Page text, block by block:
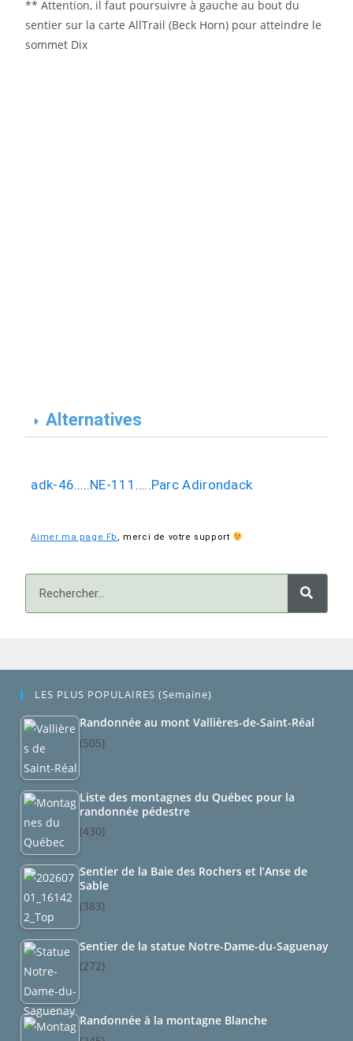
** Attention, il faut poursuivre à gauche au bout du
sentier sur la carte AllTrail (Beck Horn) pour atteindre le
sommet Dix
Alternatives
adk-46…..NE-111 …..Parc Adirondack
Aimer ma page Fb , merci de votre support
LES PLUS POPULAIRES (semaine)
Randonnée au mont Vallières-de-Saint-Réal
(505)
Liste des montagnes du Québec pour la
randonnée pédestre
(430)
Sentier de la Baie des Rochers et l’Anse de
Sable
(383)
Sentier de la statue Notre-Dame-du-Saguenay
(272)
Randonnée à la montagne Blanche